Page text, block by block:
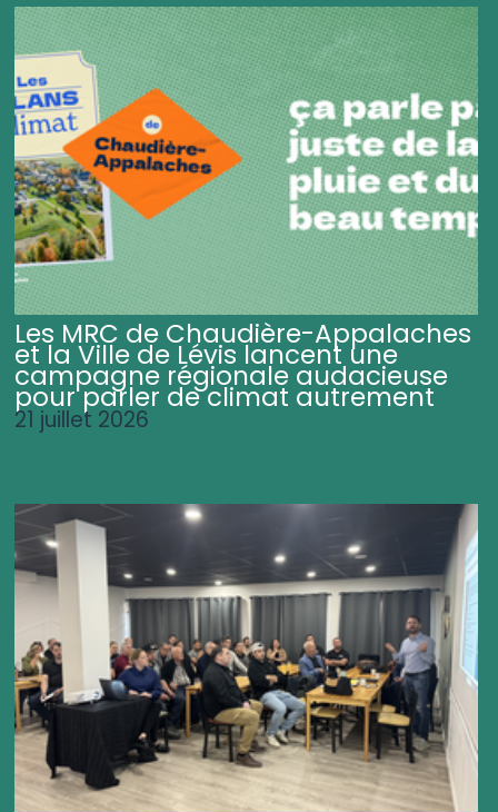
Les MRC de Chaudière-Appalaches
et la Ville de Lévis lancent une
campagne régionale audacieuse
pour parler de climat autrement
21 juillet 2026